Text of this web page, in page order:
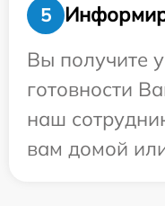
5
Вы получите
готовности
наш
вам домой